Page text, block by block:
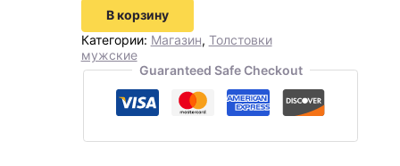
В корзину
Категории: Магазин, Толстовки
мужские
Guaranteed Safe Checkout